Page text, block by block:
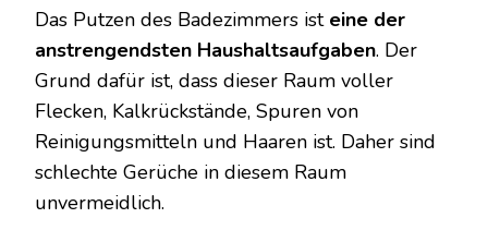
Das Putzen des Badezimmers ist eine der
anstrengendsten Haushaltsaufgaben. Der
Grund dafür ist, dass dieser Raum voller
Flecken, Kalkrückstände, Spuren von
Reinigungsmitteln und Haaren ist. Daher sind
schlechte Gerüche in diesem Raum
unvermeidlich.